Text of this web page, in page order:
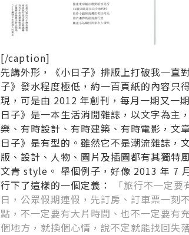
[/caption]
先講外形，《小日子》排版上打破我一直
子》發水程度極低，約一百頁紙的內容只
現，可是由 2012 年創刊，每月一期又一
日子》是一本生活消閒雜誌，以文字為主
樂、有時設計、有時建築、有時電影，文
日子》是有型的。雖然它不是潮流雜誌，
版、設計、人物、圖片及插圖都有其獨特
文青 style。 舉個例子，好像 2013 年 7
行下了這樣的一個定義：
「旅行不一定
日，公眾假期連假，先訂房、訂車票一刻
點，不一定要有大片時間、也不一定要有
個地方，就換個心情，說不定就能找回失落